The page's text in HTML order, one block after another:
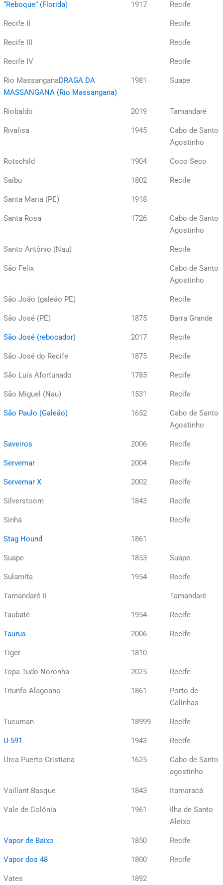
“Reboque” (Florida) 1917 Recife
Recife II Recife
Recife III Recife
Recife IV Recife
Rio MassanganaDRAGA DA
MASSANGANA (Rio Massangana)
1981 Suape
Riobaldo 2019 Tamandaré
Rivalisa 1945
Cabo de Santo
Agostinho
Rotschild 1904 Coco Seco
Saíbu 1802 Recife
Santa Maria (PE) 1918
Santa Rosa 1726
Cabo de Santo
Agostinho
Santo Antônio (Nau) Recife
São Felix
Cabo de Santo
Agostinho
São João (galeão PE) Recife
São José (PE) 1875 Barra Grande
São José (rebocador) 2017 Recife
São José do Recife 1875 Recife
São Luís Afortunado 1785 Recife
São Miguel (Nau) 1531 Recife
São Paulo (Galeão) 1652
Cabo de Santo
Agostinho
Saveiros 2006 Recife
Servemar 2004 Recife
Servemar X 2002 Recife
Silverstoom 1843 Recife
Sinhá Recife
Stag Hound 1861
Suape 1853 Suape
Sulamita 1954 Recife
Tamandaré II Tamandaré
Taubaté 1954 Recife
Taurus 2006 Recife
Tiger 1810
Topa Tudo Noronha 2025 Recife
Triunfo Alagoano 1861
Porto de
Galinhas
Tucuman 18999 Recife
U-591 1943 Recife
Urca Puerto Cristiana 1625
Cabo de Santo
agostinho
Vaillant Basque 1843 Itamaracá
Vale de Colônia 1961
Ilha de Santo
Aleixo
Vapor de Baixo 1850 Recife
Vapor dos 48 1800 Recife
Vates 1892